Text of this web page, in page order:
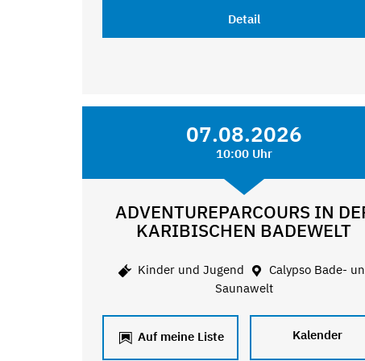
Detail
07.08.2026
10:00 Uhr
ADVENTUREPARCOURS IN
KARIBISCHEN BADEWELT
Kinder und Jugend
Calypso Bade-
Saunawelt
Auf meine Liste Kalender